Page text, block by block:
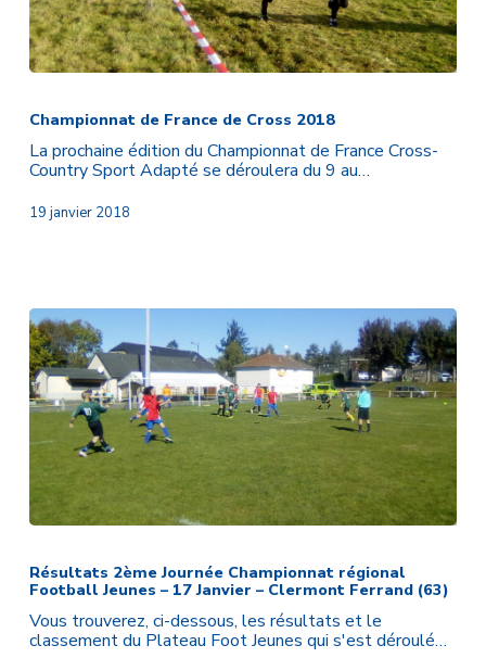
France
de
Cross
2018
Championnat de France de Cross 2018
La prochaine édition du Championnat de France Cross-
Country Sport Adapté se déroulera du 9 au…
19 janvier 2018
Journée
Championnat
régional
Football
Jeunes
Résultats 2ème Journée Championnat régional
Football Jeunes – 17 Janvier – Clermont Ferrand (63)
Vous trouverez, ci-dessous, les résultats et le
classement du Plateau Foot Jeunes qui s'est déroulé…